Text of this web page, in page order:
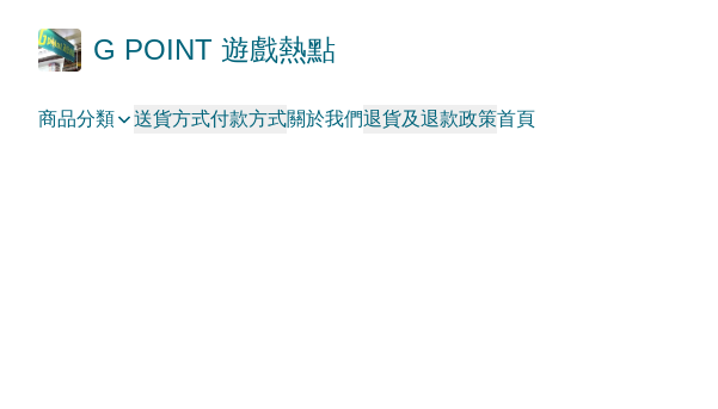
G POINT 遊戲熱點
商品分類 送貨方式付款方式關於我們退貨及退款政策首頁